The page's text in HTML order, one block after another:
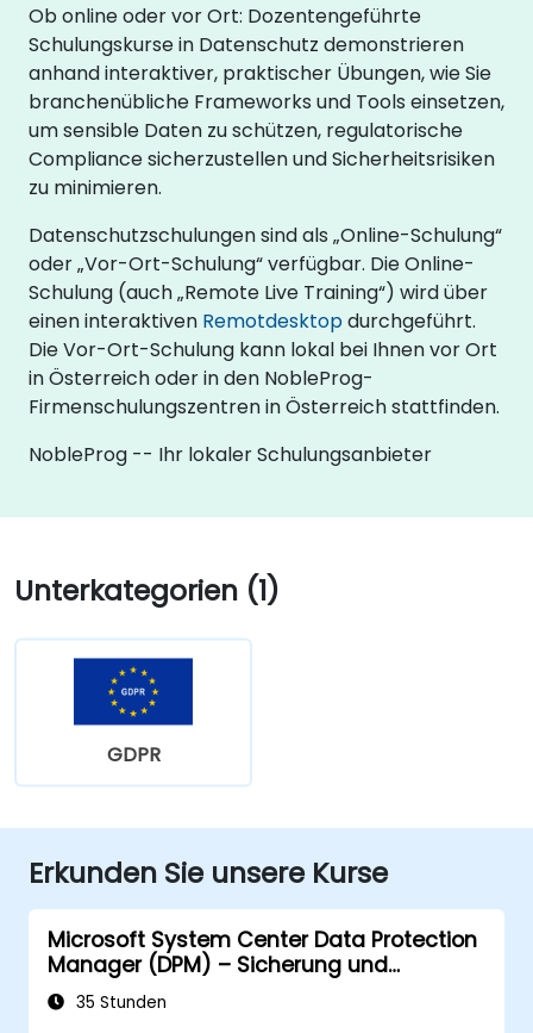
Ob online oder vor Ort: Dozentengeführte
Schulungskurse in Datenschutz demonstrieren
anhand interaktiver, praktischer Übungen, wie Sie
branchenübliche Frameworks und Tools einsetzen,
um sensible Daten zu schützen, regulatorische
Compliance sicherzustellen und Sicherheitsrisiken
zu minimieren.
Datenschutzschulungen sind als „Online-Schulung“
oder „Vor-Ort-Schulung“ verfügbar. Die Online-
Schulung (auch „Remote Live Training“) wird über
einen interaktiven Remotdesktopdurchgeführt.
Die Vor-Ort-Schulung kann lokal bei Ihnen vor Ort
in Österreich oder in den NobleProg-
Firmenschulungszentren in Österreich stattfinden.
NobleProg -- Ihr lokaler Schulungsanbieter
Unterkategorien (1)
GDPR
Erkunden Sie unsere Kurse
Microsoft System Center Data Protection
Manager (DPM) – Sicherung und
Wiederherstellung
35 Stunden